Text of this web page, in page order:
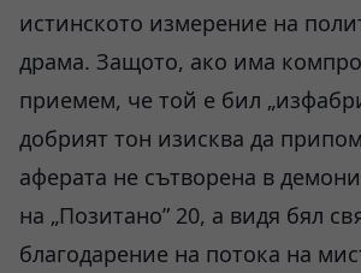
истинското измерение на
драма. Защото, ако има
приемем, че той е бил
добрият тон изисква да
аферата не сътворена в
на „Позитано” 20, а видя бял
благодарение на потока на